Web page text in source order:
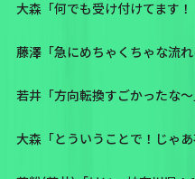
大森「何でも受け付けてます！
藤澤「急にめちゃくちゃな流れ
若井「方向転換すごかったな〜
大森「とういうことで！じゃ